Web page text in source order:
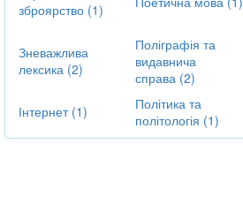
зброярство (1)
Зневажлива
лексика (2)
Поліграфія та
видавнича
справа (2)
Інтернет (1)
Політика та
політологія (1)